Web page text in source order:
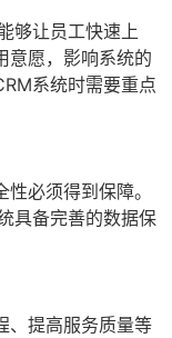
够让员工快速上
意愿，影响系统的
系统时需要重点
必须得到保障。
具备完善的数据保
、提高服务质量等